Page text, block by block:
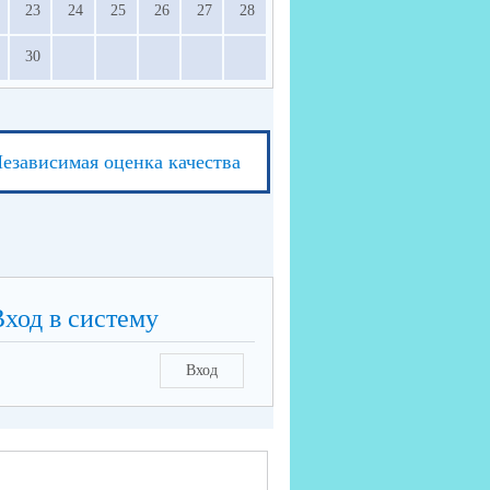
23 24 25 26 27 28
30
оценка качества
в систему
Вход